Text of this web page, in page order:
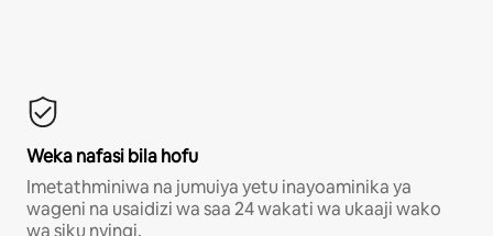
Weka nafasi bila hofu
Imetathminiwa na jumuiya yetu inayoaminika ya
wageni na usaidizi wa saa 24 wakati wa ukaaji wako
wa siku nyingi.